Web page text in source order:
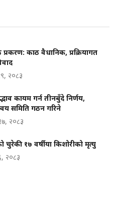
काठ वैधानिक, प्रक्रियागत
२०८३
कायम गर्न तीनबुँदे निर्णय,
समिति गठन गरिने
२०८३
१७ वर्षीया किशोरीको मृत्यु
२०८३